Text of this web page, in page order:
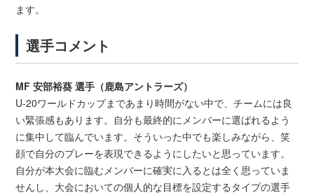
ます。
選手コメント
MF 安部裕葵 選手（鹿島アントラーズ）
U-20ワールドカップまであまり時間がない中で、チームには良
い緊張感もあります。自分も最終的にメンバーに選ばれるよう
に集中して臨んでいます。そういった中でも楽しみながら、笑
顔で自分のプレーを表現できるようにしたいと思っています。
自分が本大会に臨むメンバーに確実に入るとは全く思っていま
せんし、大会においての個人的な目標を設定するタイプの選手